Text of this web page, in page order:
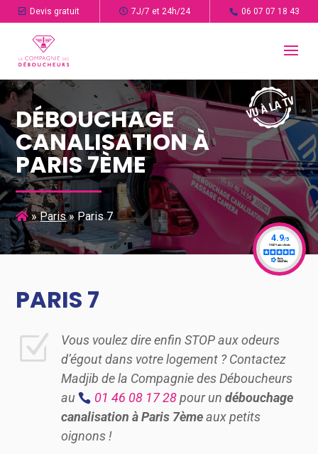
Devis gratuit 7J/7 et 24h/24 06 07 07 18 43
DÉBOUCHAGE
CANALISATION À
PARIS 7ÈME
»Paris»Paris 7
PARIS 7
Z
Vous voulez dire enfin STOP aux odeurs
d’égout dans votre logement ? Contactez
Madjib de la Compagnie des Déboucheurs
au
01 46 08 17 28pour undébouchage
canalisation à Paris 7èmeaux petits
oignons !